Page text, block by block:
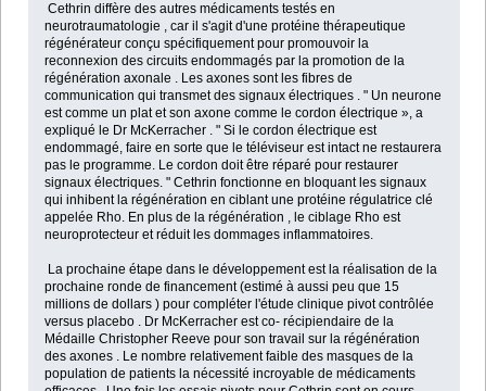
Cethrin diffère des autres médicaments testés en
neurotraumatologie , car il s'agit d'une protéine thérapeutique
régénérateur conçu spécifiquement pour promouvoir la
reconnexion des circuits endommagés par la promotion de la
régénération axonale . Les axones sont les fibres de
communication qui transmet des signaux électriques . " Un neurone
est comme un plat et son axone comme le cordon électrique », a
expliqué le Dr McKerracher . " Si le cordon électrique est
endommagé, faire en sorte que le téléviseur est intact ne restaurera
pas le programme. Le cordon doit être réparé pour restaurer
signaux électriques. " Cethrin fonctionne en bloquant les signaux
qui inhibent la régénération en ciblant une protéine régulatrice clé
appelée Rho. En plus de la régénération , le ciblage Rho est
neuroprotecteur et réduit les dommages inflammatoires.
La prochaine étape dans le développement est la réalisation de la
prochaine ronde de financement (estimé à aussi peu que 15
millions de dollars ) pour compléter l'étude clinique pivot contrôlée
versus placebo . Dr McKerracher est co- récipiendaire de la
Médaille Christopher Reeve pour son travail sur la régénération
des axones . Le nombre relativement faible des masques de la
population de patients la nécessité incroyable de médicaments